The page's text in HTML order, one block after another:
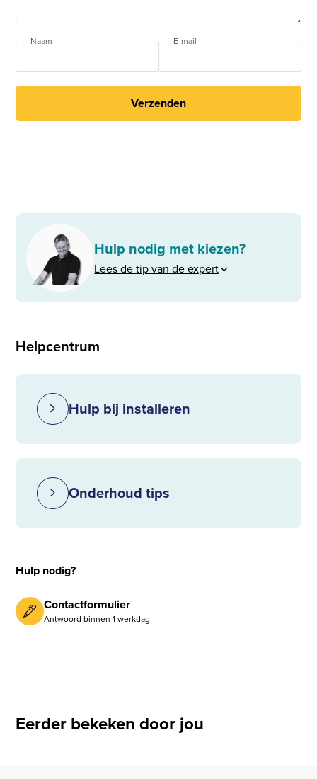
Naam E-mail
Verzenden
Hulp nodig met kiezen?
Lees de tip van de expert
Helpcentrum
Hulp bij installeren
Onderhoud tips
Hulp nodig?
Contactformulier
Antwoord binnen 1 werkdag
Eerder bekeken door jou